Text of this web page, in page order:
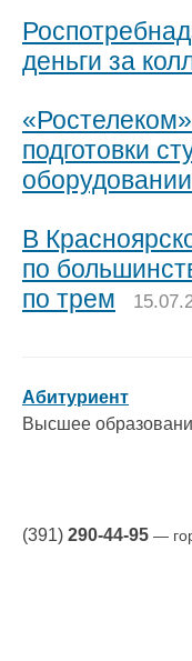
деньги за
подготовки
В
по
по трем
Абитуриент
Высшее
(391) 290-44-95 —